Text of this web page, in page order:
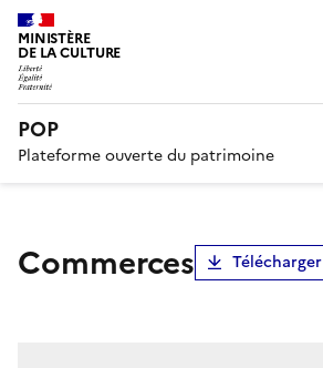
MINISTÈRE
DE LA CULTURE
POP
Plateforme ouverte du patrimoine
Commerces Télécharger